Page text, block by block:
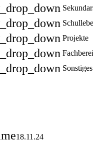
Projekte
Sonstiges
18.11.24